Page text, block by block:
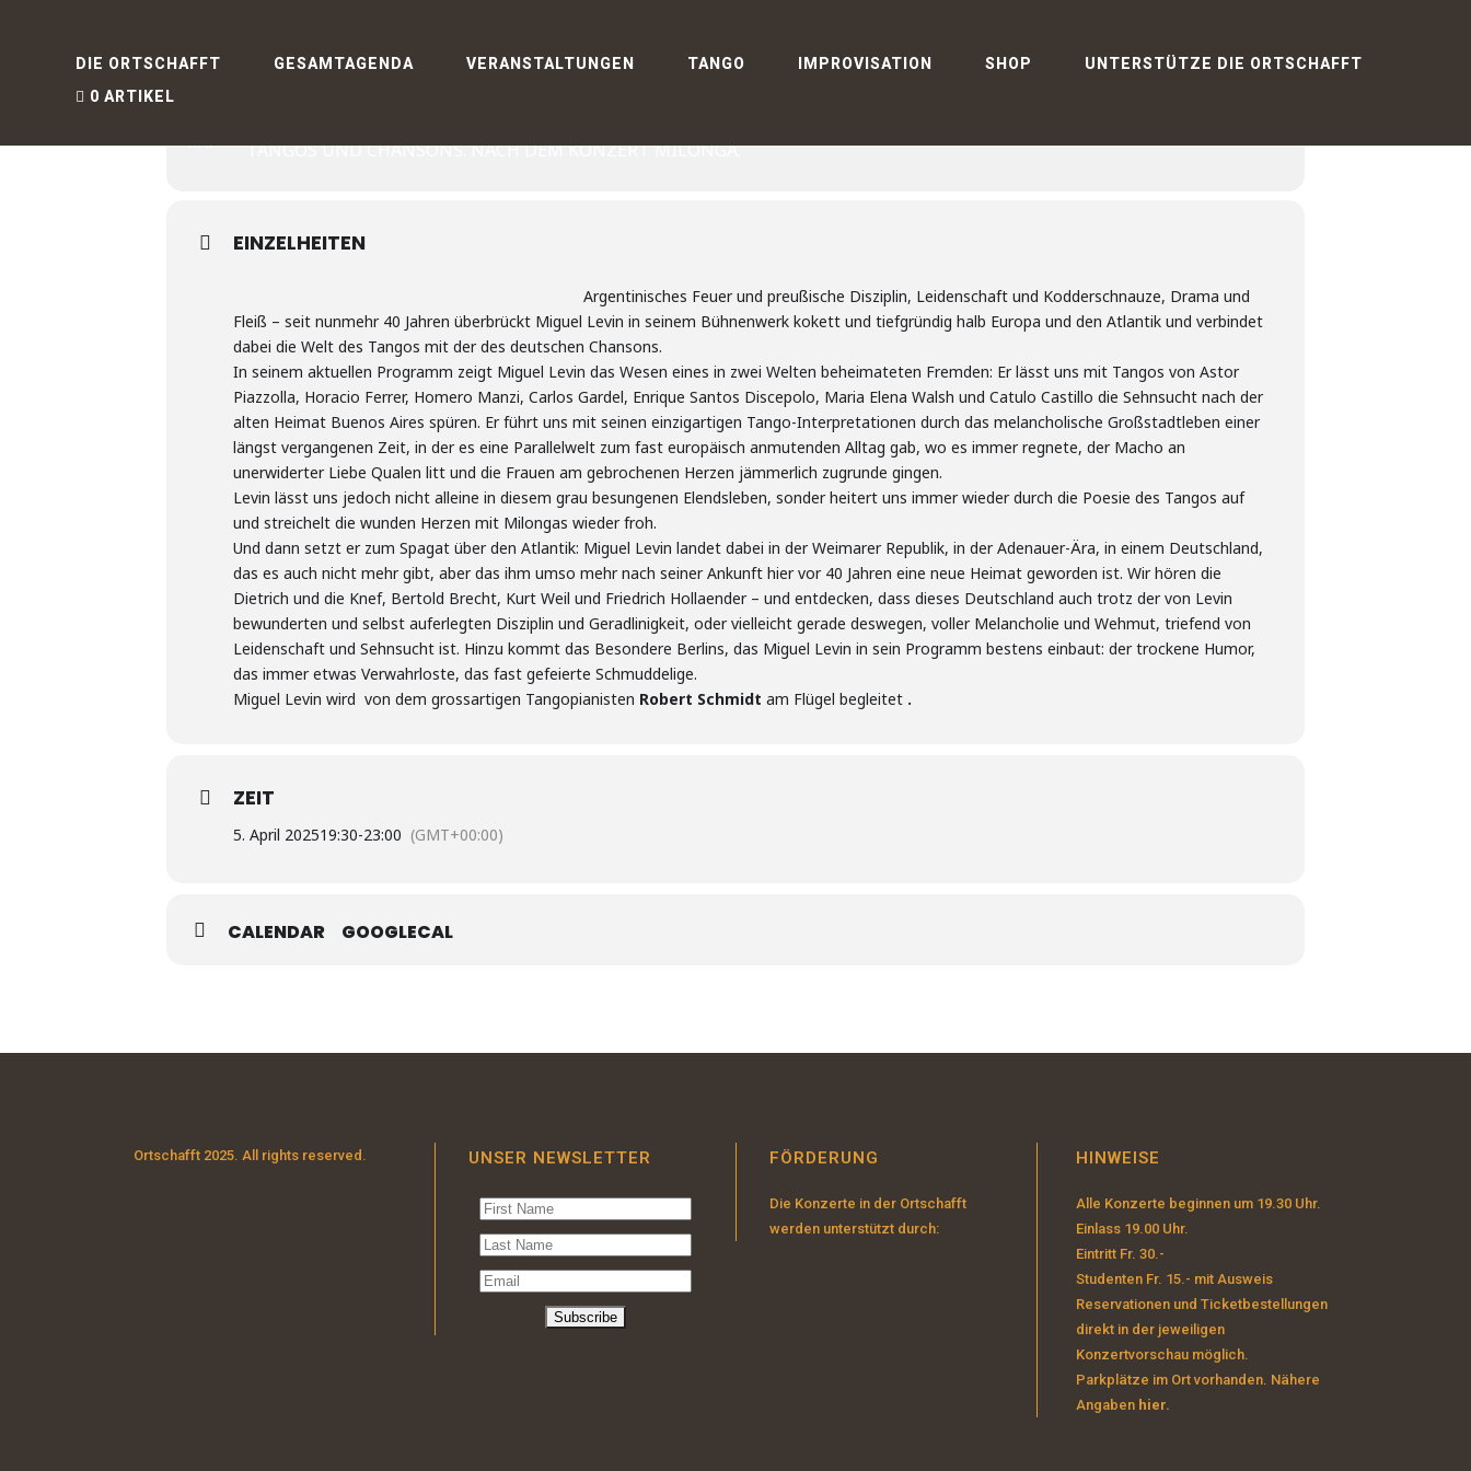
DIE ORTSCHAFFT GESAMTAGENDA VERANSTALTUNGEN TANGO IMPROVISATION SHOP
UNTERSTÜTZE DIE ORTSCHAFFT
0 ARTIKEL
MIGUEL LEVIN IN CONCERT!
APR TANGOS UND CHANSONS. NACH DEM KONZERT MILONGA.
EINZELHEITEN
Argentinisches Feuer und preußische Disziplin, Leidenschaft und Kodderschnauze, Drama und
Fleiß – seit nunmehr 40 Jahren überbrückt Miguel Levin in seinem Bühnenwerk kokett und tiefgründig halb Europa und den Atlantik und verbindet
dabei die Welt des Tangos mit der des deutschen Chansons.
In seinem aktuellen Programm zeigt Miguel Levin das Wesen eines in zwei Welten beheimateten Fremden: Er lässt uns mit Tangos von Astor
Piazzolla, Horacio Ferrer, Homero Manzi, Carlos Gardel, Enrique Santos Discepolo, Maria Elena Walsh und Catulo Castillo die Sehnsucht nach der
alten Heimat Buenos Aires spüren. Er führt uns mit seinen einzigartigen Tango-Interpretationen durch das melancholische Großstadtleben einer
längst vergangenen Zeit, in der es eine Parallelwelt zum fast europäisch anmutenden Alltag gab, wo es immer regnete, der Macho an
unerwiderter Liebe Qualen litt und die Frauen am gebrochenen Herzen jämmerlich zugrunde gingen.
Levin lässt uns jedoch nicht alleine in diesem grau besungenen Elendsleben, sonder heitert uns immer wieder durch die Poesie des Tangos auf
und streichelt die wunden Herzen mit Milongas wieder froh.
Und dann setzt er zum Spagat über den Atlantik: Miguel Levin landet dabei in der Weimarer Republik, in der Adenauer-Ära, in einem Deutschland,
das es auch nicht mehr gibt, aber das ihm umso mehr nach seiner Ankunft hier vor 40 Jahren eine neue Heimat geworden ist. Wir hören die
Dietrich und die Knef, Bertold Brecht, Kurt Weil und Friedrich Hollaender – und entdecken, dass dieses Deutschland auch trotz der von Levin
bewunderten und selbst auferlegten Disziplin und Geradlinigkeit, oder vielleicht gerade deswegen, voller Melancholie und Wehmut, triefend von
Leidenschaft und Sehnsucht ist. Hinzu kommt das Besondere Berlins, das Miguel Levin in sein Programm bestens einbaut: der trockene Humor,
das immer etwas Verwahrloste, das fast gefeierte Schmuddelige.
Miguel Levin wird von dem grossartigen Tangopianisten Robert Schmidt am Flügel begleitet .
ZEIT
5. April 202519:30-23:00 (GMT+00:00)
CALENDAR GOOGLECAL
Ortschafft 2025. All rights reserved. UNSER NEWSLETTER FÖRDERUNG
Die Konzerte in der Ortschafft
werden unterstützt durch:
HINWEISE
Alle Konzerte beginnen um 19.30 Uhr.
Einlass 19.00 Uhr.
Eintritt Fr. 30.-
Studenten Fr. 15.- mit Ausweis
Reservationen und Ticketbestellungen
direkt in der jeweiligen
Konzertvorschau möglich.
Parkplätze im Ort vorhanden. Nähere
Angaben hier.